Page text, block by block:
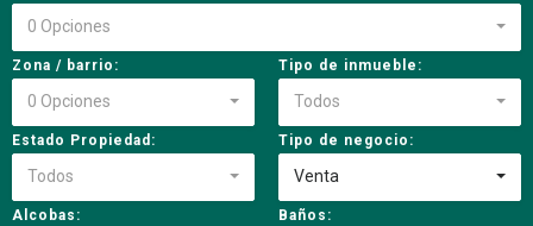
0 Opciones
Zona / barrio:
0 Opciones
Tipo de inmueble:
Todos
Estado Propiedad:
Todos
Tipo de negocio:
Venta
Alcobas: Baños: